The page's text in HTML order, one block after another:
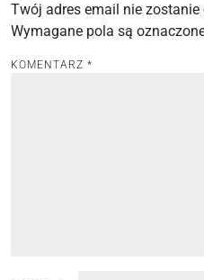
a
c
j
Twój adres email nie
Wymagane pola są
KOMENTARZ *